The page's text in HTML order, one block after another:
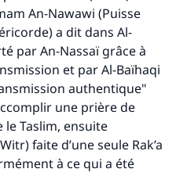
An-Nawawi (Puisse
a dit dans Al-
par An-Nassaï grâce à
et par Al-Baïhaqi
authentique"
une prière de
le Taslim, ensuite
faite d’une seule Rak’a
à ce qui a été
(Paix sur lui) a dit:
bonne action obtient la
que celui qui le fait."
1893)
IslamQA